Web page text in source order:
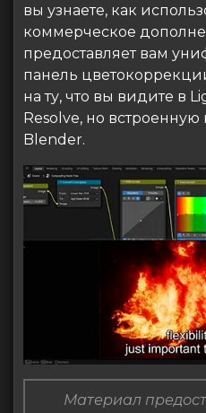
вы узнаете, как
коммерческое
предоставляет вам
панель
на ту, что вы видите в
Resolve, но
Blender.
Материал